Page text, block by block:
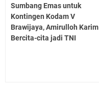
Sumbang Emas untuk
Kontingen Kodam V
Brawijaya, Amirulloh Karim
Bercita-cita jadi TNI